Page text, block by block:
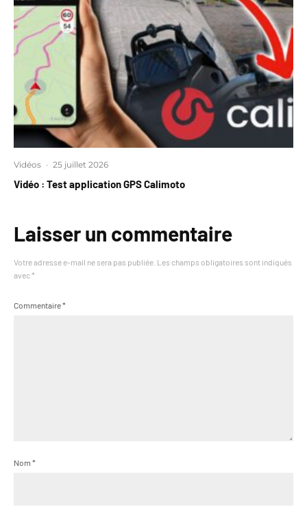
Vidéos · 25 juillet 2026
Vidéo : Test application GPS Calimoto
Laisser un commentaire
Votre adresse e-mail ne sera pas publiée. Les champs obligatoires sont indiqués
avec *
Commentaire*
Nom *